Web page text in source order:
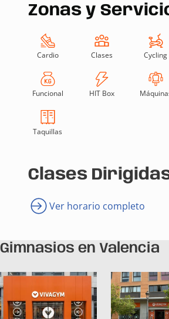
Zonas y
Cardio Clases Cycling
Funcional HIT Box
Taquillas
Clases
Ver horario completo
Gimnasios en Valencia